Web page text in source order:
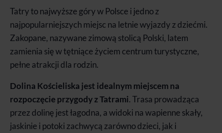
Tatry to najwyższe góry w Polsce i jedno z
najpopularniejszych miejsc na letnie wyjazdy z dziećmi.
Zakopane, nazywane zimową stolicą Polski, latem
zamienia się w tętniące życiem centrum turystyczne,
pełne atrakcji dla rodzin.
Dolina Kościeliska jest idealnym miejscem na
rozpoczęcie przygody z Tatrami. Trasa prowadząca
przez dolinę jest łagodna, a widoki na wapienne skały,
jaskinie i potoki zachwycą zarówno dzieci, jak i